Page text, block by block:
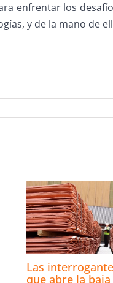
enfrentar los
y de la mano de
Las
que abre la baja